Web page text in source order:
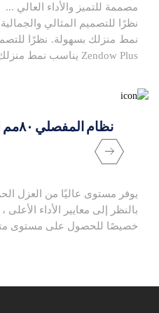
مصممة للتميز والأداء العالي ...
نمط منزلك بسهولة. نظرًا
Zendow Plus يناسب نمط منزلك بسهولة.
نظام المفصلي ٨٠مم للشبابيك ليجيند
يوفر مستوى عاليًا من العزل
بالنظر إلى معايير الأداء
خصيصًا للحصول على مستوى